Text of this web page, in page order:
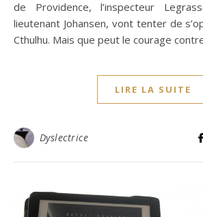
de Providence, l’inspecteur
lieutenant Johansen, vont tenter de
Cthulhu. Mais que peut le courage
LIRE LA SUITE
Dyslectrice